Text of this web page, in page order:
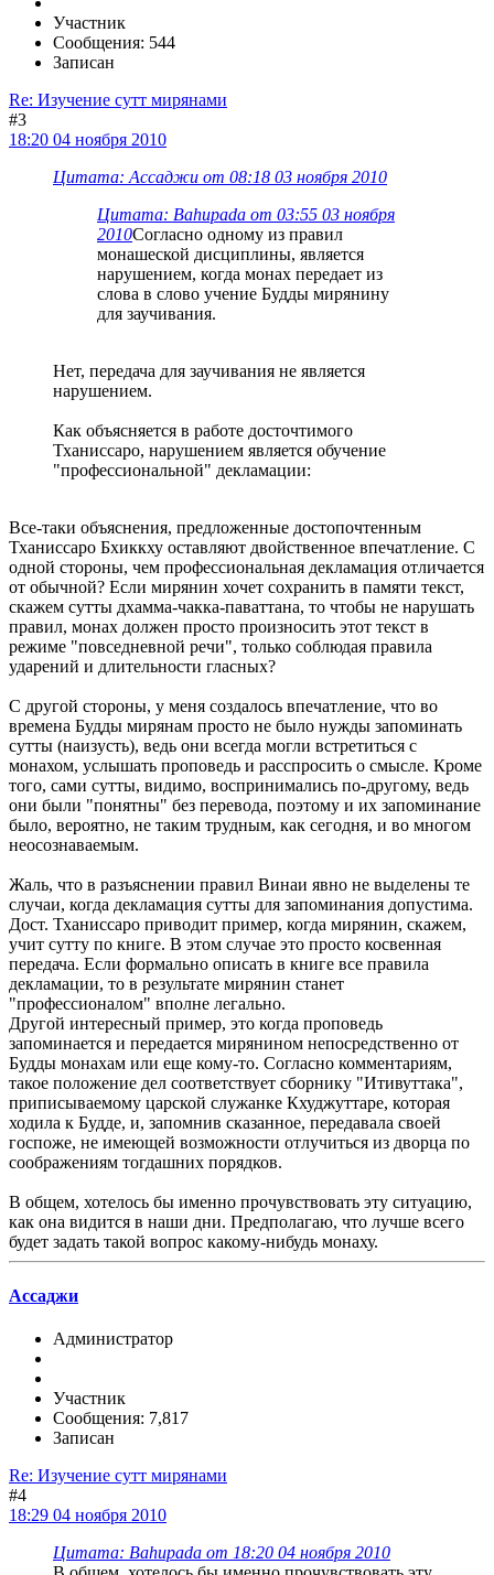
Участник
Сообщения: 544
Записан
Re: Изучение сутт мирянами
#3
18:20 04 ноября 2010
Цитата: Ассаджи от 08:18 03 ноября 2010
Цитата: Bahupada от 03:55 03 ноября
2010Согласно одному из правил
монашеской дисциплины, является
нарушением, когда монах передает из
слова в слово учение Будды мирянину
для заучивания.
Нет, передача для заучивания не является
нарушением.
Как объясняется в работе досточтимого
Тханиссаро, нарушением является обучение
"профессиональной" декламации:
Все-таки объяснения, предложенные достопочтенным
Тханиссаро Бхиккху оставляют двойственное впечатление. С
одной стороны, чем профессиональная декламация отличается
от обычной? Если мирянин хочет сохранить в памяти текст,
скажем сутты дхамма-чакка-паваттана, то чтобы не нарушать
правил, монах должен просто произносить этот текст в
режиме "повседневной речи", только соблюдая правила
ударений и длительности гласных?
С другой стороны, у меня создалось впечатление, что во
времена Будды мирянам просто не было нужды запоминать
сутты (наизусть), ведь они всегда могли встретиться с
монахом, услышать проповедь и расспросить о смысле. Кроме
того, сами сутты, видимо, воспринимались по-другому, ведь
они были "понятны" без перевода, поэтому и их запоминание
было, вероятно, не таким трудным, как сегодня, и во многом
неосознаваемым.
Жаль, что в разъяснении правил Винаи явно не выделены те
случаи, когда декламация сутты для запоминания допустима.
Дост. Тханиссаро приводит пример, когда мирянин, скажем,
учит сутту по книге. В этом случае это просто косвенная
передача. Если формально описать в книге все правила
декламации, то в результате мирянин станет
"профессионалом" вполне легально.
Другой интересный пример, это когда проповедь
запоминается и передается мирянином непосредственно от
Будды монахам или еще кому-то. Согласно комментариям,
такое положение дел соответствует сборнику "Итивуттака",
приписываемому царской служанке Кхуджуттаре, которая
ходила к Будде, и, запомнив сказанное, передавала своей
госпоже, не имеющей возможности отлучиться из дворца по
соображениям тогдашних порядков.
В общем, хотелось бы именно прочувствовать эту ситуацию,
как она видится в наши дни. Предполагаю, что лучше всего
будет задать такой вопрос какому-нибудь монаху.
Ассаджи
Администратор
Участник
Сообщения: 7,817
Записан
Re: Изучение сутт мирянами
#4
18:29 04 ноября 2010
Цитата: Bahupada от 18:20 04 ноября 2010